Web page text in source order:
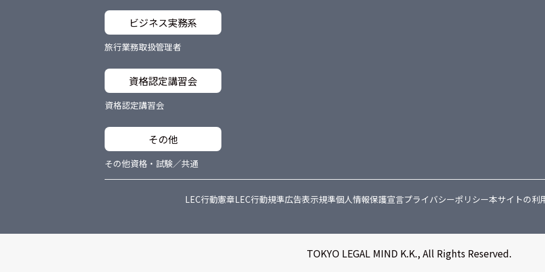
ビジネス実務系
旅行業務取扱管理者
資格認定講習会
資格認定講習会
その他
その他資格・試験／共通
LEC行動憲章LEC行動規準広告表示規準個人情報保護宣言プライバシーポリシー本サイトの利
TOKYO LEGAL MIND K.K., All Rights Reserved.